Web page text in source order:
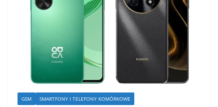
GSM SMARTFONY I TELEFONY KOMÓRKOWE